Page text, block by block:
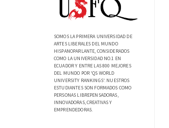
SOMOS LA PRIMERA UNIVERSIDAD DE
ARTES LIBERALES DEL MUNDO
HISPANOPARLANTE, CONSIDERADOS
COMO LA UNIVERSIDAD NO.1 EN
ECUADOR Y ENTRE LAS 800 MEJORES
DEL MUNDO POR 'QS WORLD
UNIVERSITY RANKINGS'. NUESTROS
ESTUDIANTES SON FORMADOS COMO
PERSONAS LIBREPENSADORAS,
INNOVADORAS, CREATIVAS Y
EMPRENDEDORAS.